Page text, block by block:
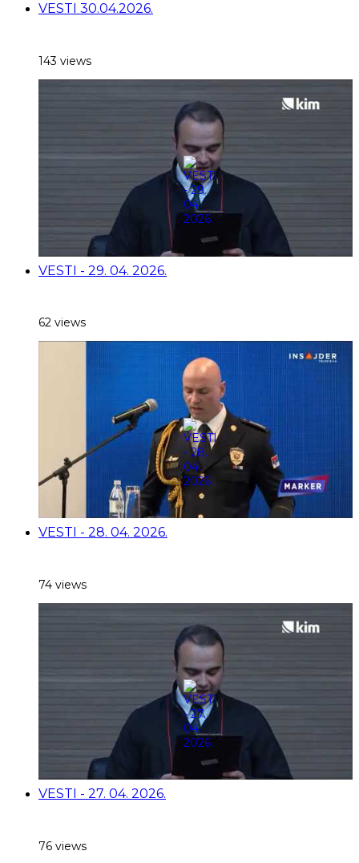
VESTI 30.04.2026.
143 views
VESTI - 29. 04. 2026.
62 views
VESTI - 28. 04. 2026.
74 views
VESTI - 27. 04. 2026.
76 views